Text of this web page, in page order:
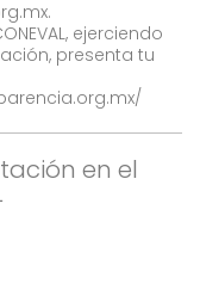
.
ejerciendo
presenta tu
en el